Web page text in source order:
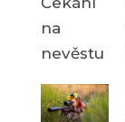
na
nevěstu